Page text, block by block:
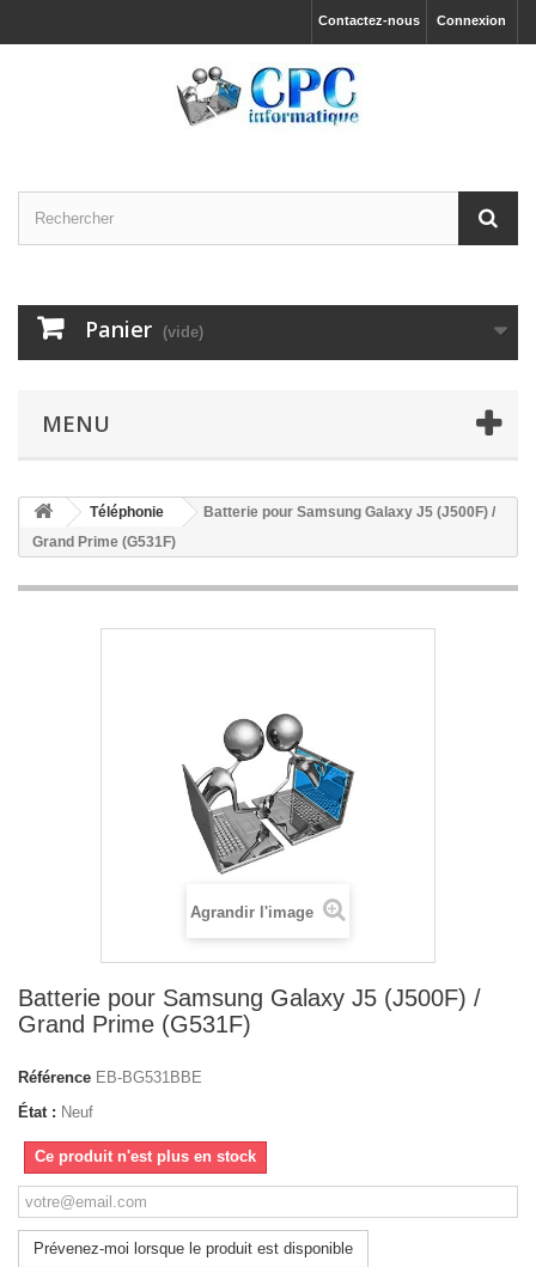
Connexion
Contactez-nous
Panier (vide)
MENU
Téléphonie
Batterie pour Samsung Galaxy J5 (J500F) /
Grand Prime (G531F)
Agrandir l'image
Batterie pour Samsung Galaxy J5 (J500F) /
Grand Prime (G531F)
Référence EB-BG531BBE
État : Neuf
Ce produit n'est plus en stock
Prévenez-moi lorsque le produit est disponible